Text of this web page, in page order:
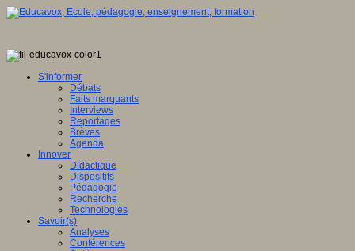
S'informer
Débats
Faits marquants
Interviews
Reportages
Brèves
Agenda
Innover
Didactique
Dispositifs
Pédagogie
Recherche
Technologies
Savoir(s)
Analyses
Conférences